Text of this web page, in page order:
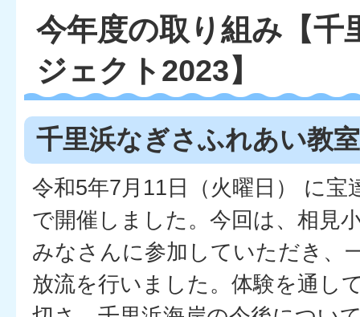
今年度の取り組み【千
ジェクト2023】
千里浜なぎさふれあい教室
令和5年7月11日（火曜日） に宝
で開催しました。今回は、相見
みなさんに参加していただき、
放流を行いました。体験を通し